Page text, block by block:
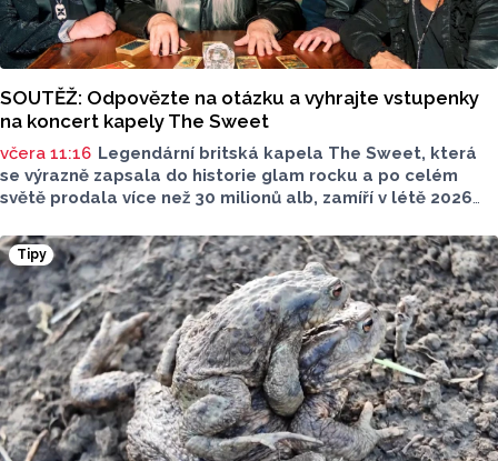
SOUTĚŽ: Odpovězte na otázku a vyhrajte vstupenky
na koncert kapely The Sweet
včera 11:16 Legendární britská kapela The Sweet, která
se výrazně zapsala do historie glam rocku a po celém
světě prodala více než 30 milionů alb, zamíří v létě 2026
v Amfiteátru Mikulov. Jako speciální host se představí
pražská skupina Precedens.
Tipy